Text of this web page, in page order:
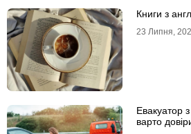
Книги з
23 Липня,
Евакуатор
варто